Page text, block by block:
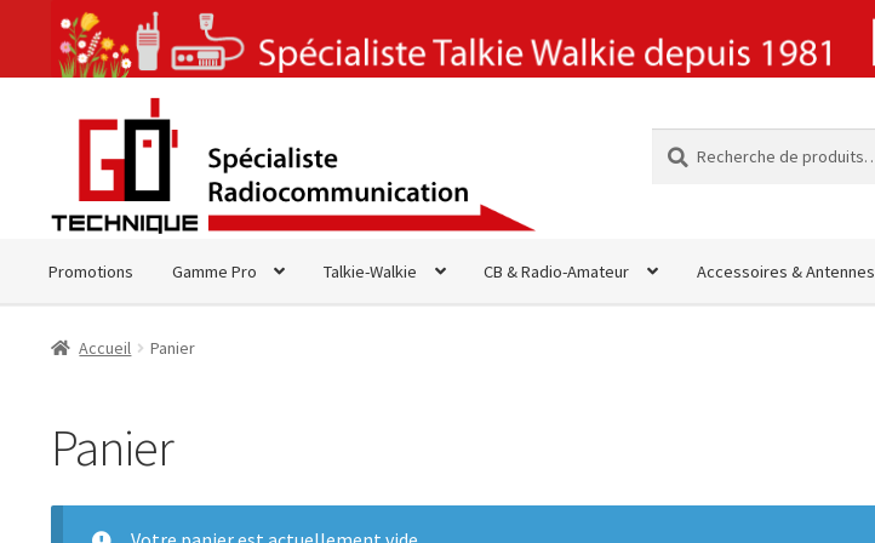
à
navigation
au
pour :
Promotions Gamme Pro Talkie-Walkie CB & Radio-Amateur Accessoires & Antennes
Accueil Panier
Panier